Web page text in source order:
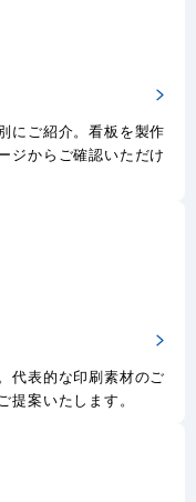
にご紹介。看板を製作
ジからご確認いただけ
代表的な印刷素材のご
案いたします。